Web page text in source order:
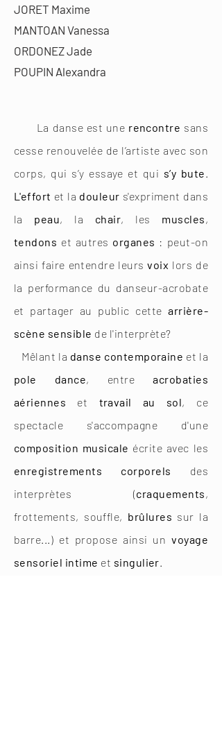
JORET Maxime
MANTOAN Vanessa
ORDONEZ Jade
POUPIN Alexandra
La danse est une rencontre sans
cesse renouvelée de l’artiste avec son
corps, qui s’y essaye et qui s’y bute.
L'effort et la douleur s'expriment dans
la peau, la chair, les muscles,
tendons et autres organes : peut-on
ainsi faire entendre leursvoix lors de
la performance du danseur-acrobate
et partager au public cettearrière-
scène sensible de l'interprète?
Mêlant la danse contemporaine et la
pole dance, entreacrobaties
aériennes et travail au sol, ce
spectacle s'accompagne d'une
composition musicale écrite avec les
enregistrements corporels des
interprètes (craquements,
frottements, souffle, brûlures sur la
barre...) et propose ainsi unvoyage
sensoriel intime et singulier.